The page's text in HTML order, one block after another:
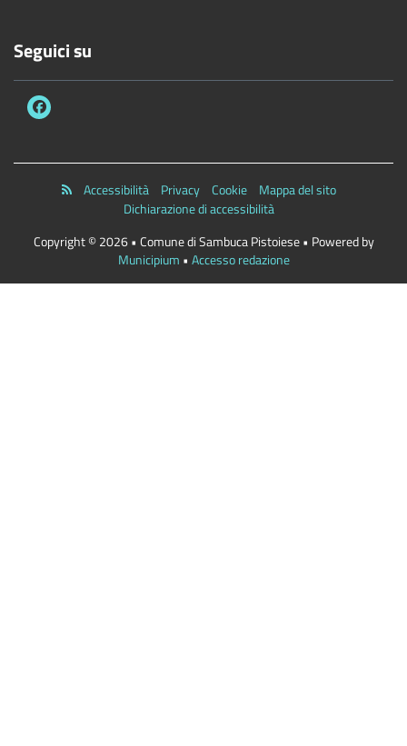
Seguici su
Accessibilità Privacy Cookie
Mappa del sito
Dichiarazione di accessibilità
Copyright © 2026 • Comune di Sambuca Pistoiese • Powered by
Municipium • Accesso redazione